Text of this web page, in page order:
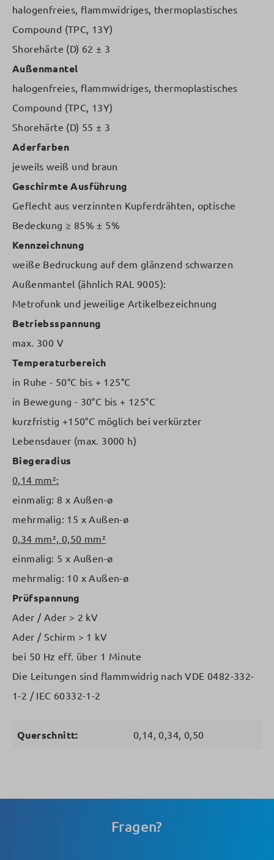
halogenfreies, flammwidriges, thermoplastisches
Compound (TPC, 13Y)
Shorehärte (D) 62 ± 3
Außenmantel
halogenfreies, flammwidriges, thermoplastisches
Compound (TPC, 13Y)
Shorehärte (D) 55 ± 3
Aderfarben
jeweils weiß und braun
Geschirmte Ausführung
Geflecht aus verzinnten Kupferdrähten, optische
Bedeckung ≥ 85% ± 5%
Kennzeichnung
weiße Bedruckung auf dem glänzend schwarzen
Außenmantel (ähnlich RAL 9005):
Metrofunk und jeweilige Artikelbezeichnung
Betriebsspannung
max. 300 V
Temperaturbereich
in Ruhe - 50°C bis + 125°C
in Bewegung - 30°C bis + 125°C
kurzfristig +150°C möglich bei verkürzter
Lebensdauer (max. 3000 h)
Biegeradius
0,14 mm²:
einmalig: 8 x Außen-ø
mehrmalig: 15 x Außen-ø
0,34 mm², 0,50 mm²
einmalig: 5 x Außen-ø
mehrmalig: 10 x Außen-ø
Prüfspannung
Ader / Ader > 2 kV
Ader / Schirm > 1 kV
bei 50 Hz eff. über 1 Minute
Die Leitungen sind flammwidrig nach VDE 0482-332-
1-2 / IEC 60332-1-2
Querschnitt: 0,14, 0,34, 0,50
Fragen?